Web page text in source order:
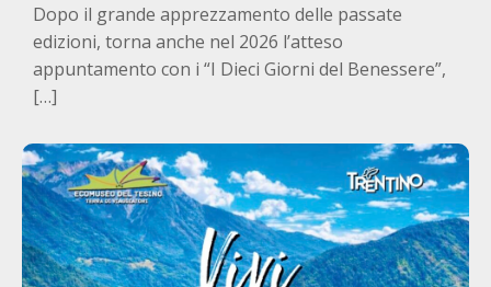
Dopo il grande apprezzamento delle passate
edizioni, torna anche nel 2026 l’atteso
appuntamento con i “I Dieci Giorni del Benessere”,
[…]